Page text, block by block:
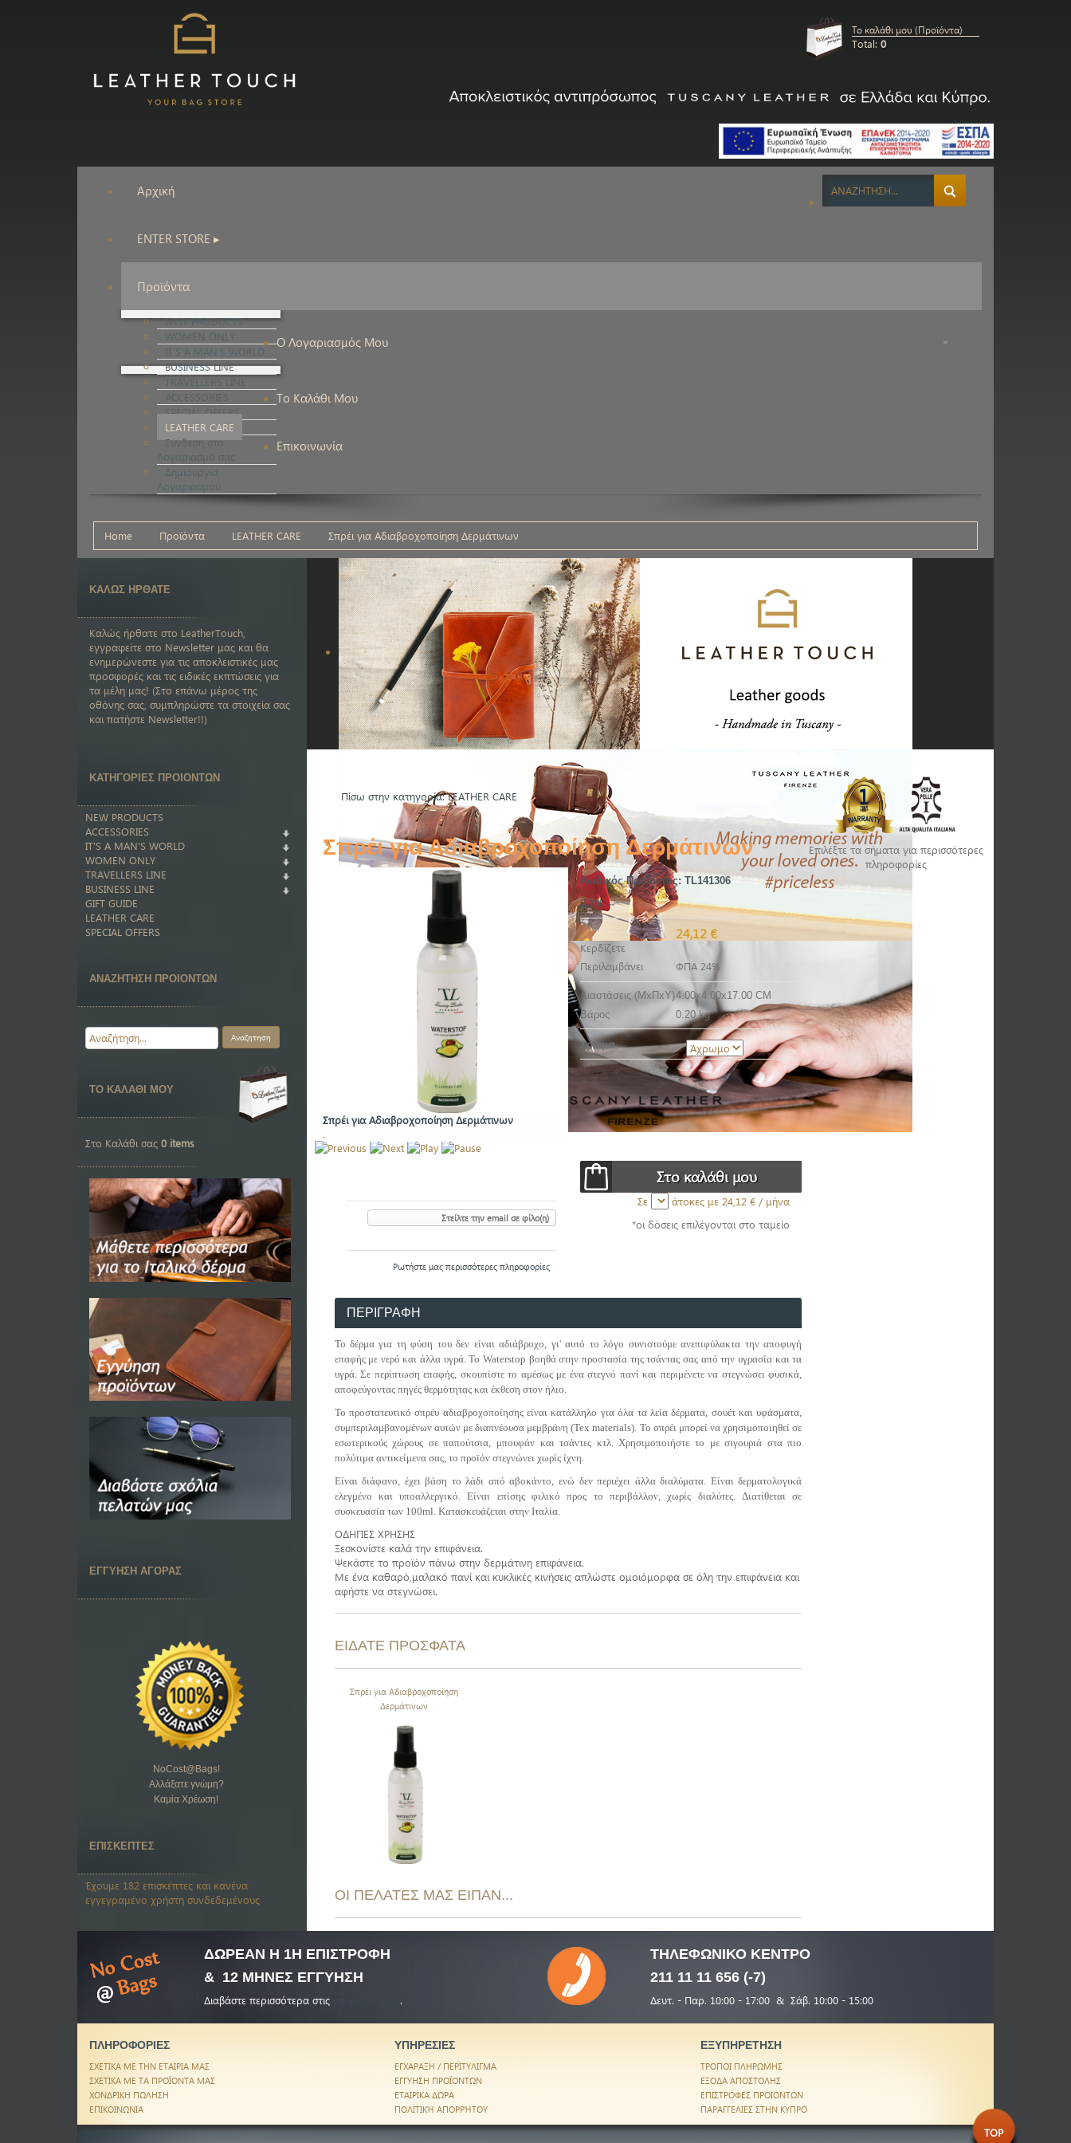
Το καλάθι μου (Προϊόντα)
Total: 0
Αρχική
ENTER STORE ▸
Προϊόντα
NEW PRODUCTS
WOMEN ONLY
IT'S A MAN'S WORLD
BUSINESS LINE
TRAVELLERS LINE
ACCESSORIES
SPECIAL OFFERS
LEATHER CARE
Ο Λογαριασμός Μου
Σύνδεση στο
Λογαριασμό σας
Δημιουργία
Λογαριασμού
Το Καλάθι Μου
Επικοινωνία
Home Προϊόντα LEATHER CARE Σπρέι για Αδιαβροχοποίηση Δερμάτινων
ΚΑΛΩΣ ΗΡΘΑΤΕ
Καλώς ήρθατε στο LeatherTouch,
εγγραφείτε στο Newsletter μας και θα
ενημερώνεστε για τις αποκλειστικές μας
προσφορές και τις ειδικές εκπτώσεις για
τα μέλη μας! (Στο επάνω μέρος της
οθόνης σας, συμπληρώστε τα στοιχεία σας
και πατήστε Newsletter!!)
ΚΑΤΗΓΟΡΙΕΣ ΠΡΟΙΟΝΤΩΝ
NEW PRODUCTS
ACCESSORIES
IT'S A MAN'S WORLD
WOMEN ONLY
TRAVELLERS LINE
BUSINESS LINE
GIFT GUIDE
LEATHER CARE
SPECIAL OFFERS
ΑΝΑΖΗΤΗΣΗ ΠΡΟΙΟΝΤΩΝ
ΤΟ ΚΑΛΑΘΙ ΜΟΥ
Στο Καλάθι σας 0 items
ΕΓΓΥΗΣΗ ΑΓΟΡΑΣ
NoCost@Bags!
Αλλάξατε γνώμη?
Καμία Χρέωση!
ΕΠΙΣΚΕΠΤΕΣ
Έχουμε 182 επισκέπτες και κανένα
εγγεγραμένο χρήστη συνδεδεμένους
Πίσω στην κατηγορία: LEATHER CARE
Σπρέι για Αδιαβροχοποίηση Δερμάτινων
Σπρέι για Αδιαβροχοποίηση Δερμάτινων
.
Κωδικός Προϊόντος: TL141306
EAN:--
24,12 €
Κερδίζετε
Περιλαμβάνει
ΦΠΑ 24%
Διαστάσεις (ΜxΠxΥ)4.00x4.00x17.00 CM
Βάρος
0.20 kg
Χρώμα
Στείλτε την email σε φίλο(η)
Ρωτήστε μας περισσότερες πληροφορίες
Σε άτοκες με 24,12 € / μήνα
*οι δόσεις επιλέγονται στο ταμείο
ΠΕΡΙΓΡΑΦΗ
Το δέρμα για τη φύση του δεν είναι αδιάβροχο, γι' αυτό το λόγο συνιστούμε ανεπιφύλακτα την αποφυγή
επαφής με νερό και άλλα υγρά. Το Waterstop βοηθά στην προστασία της τσάντας σας από την υγρασία και τα
υγρά.Σε περίπτωση επαφής, σκουπίστε το αμέσως με ένα στεγνό πανί και περιμένετε να στεγνώσει φυσικά,
αποφεύγοντας πηγές θερμότητας και έκθεση στον ήλιο.
To προστατευτικό σπρέυ αδιαβροχοποίησης είναι κατάλληλο για όλα τα λεία δέρματα, σουέτ και υφάσματα,
συμπεριλαμβανομένων αυτών με διαπνέουσα μεμβράνη (Tex materials). Το σπρέι μπορεί να χρησιμοποιηθεί σε
εσωτερικούς χώρους σε παπούτσια, μπουφάν και τσάντες κτλ. Χρησιμοποιήστε το με σιγουριά στα πιο
πολύτιμα αντικείμενα σας, το προϊόν στεγνώνει χωρίς ίχνη.
Είναι διάφανο, έχει βάση το λάδι από αβοκάντο, ενώ δεν περιέχει άλλα διαλύματα. Είναι δερματολογικά
ελεγμένο και υποαλλεργικό. Είναι επίσης φιλικό προς το περιβάλλον, χωρίς διαλύτες. Διατίθεται σε
συσκευασία των 100ml. Κατασκευάζεται στην Ιταλία.
ΟΔΗΓΙΕΣ ΧΡΗΣΗΣ
Ξεσκονίστε καλά την επιφάνεια.
Ψεκάστε το προϊόν πάνω στην δερμάτινη επιφάνεια.
Με ένα καθαρό,μαλακό πανί και κυκλικές κινήσεις απλώστε ομοιόμορφα σε όλη την επιφάνεια και
αφήστε να στεγνώσει.
ΕΙΔΑΤΕ ΠΡΟΣΦΑΤΑ
Σπρέι για Αδιαβροχοποίηση
Δερμάτινων
ΟΙ ΠΕΛΑΤΕΣ ΜΑΣ ΕΙΠΑΝ...
Επιλέξτε τα σήματα για περισσότερες
πληροφορίες
ΔΩΡΕΑΝ Η 1Η ΕΠΙΣΤΡΟΦΗ
& 12 ΜΗΝΕΣ ΕΓΓΥΗΣΗ
Διαβάστε περισσότερα στις .
ΤΗΛΕΦΩΝΙΚΟΚΕΝΤΡΟ
211 11 11 656 (-7)
Δευτ. - Παρ. 10:00 - 17:00 & Σάβ. 10:00 - 15:00
ΠΛΗΡΟΦΟΡΙΕΣ
ΣΧΕΤΙΚΑ ΜΕ ΤΗΝ ΕΤΑΙΡΙΑ ΜΑΣ
ΣΧΕΤΙΚΑ ΜΕ ΤΑ ΠΡΟΪΟΝΤΑ ΜΑΣ
ΧΟΝΔΡΙΚΗ ΠΩΛΗΣΗ
ΕΠΙΚΟΙΝΩΝΙΑ
ΥΠΗΡΕΣΙΕΣ
ΕΓΧΑΡΑΞΗ / ΠΕΡΙΤΥΛΙΓΜΑ
ΕΓΓΥΗΣΗ ΠΡΟΪΟΝΤΩΝ
ΕΤΑΙΡΙΚΑ ΔΩΡΑ
ΠΟΛΙΤΙΚΉ ΑΠΟΡΡΉΤΟΥ
ΕΞΥΠΗΡΕΤΗΣΗ
ΤΡΟΠΟΙ ΠΛΗΡΩΜΗΣ
ΕΞΟΔΑ ΑΠΟΣΤΟΛΗΣ
ΕΠΙΣΤΡΟΦΕΣ ΠΡΟΙΟΝΤΩΝ
ΠΑΡΑΓΓΕΛΙΕΣ ΣΤΗΝ ΚΥΠΡΟ
TOP